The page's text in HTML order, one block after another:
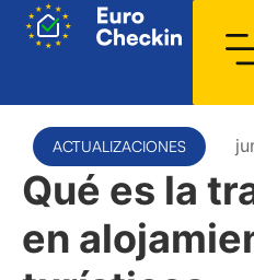
ACTUALIZACIONES
Qué es la
en